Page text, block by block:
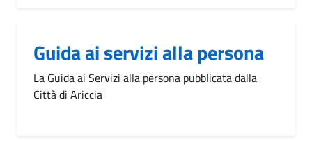
Guida ai servizi alla persona
La Guida ai Servizi alla persona pubblicata dalla
Città di Ariccia